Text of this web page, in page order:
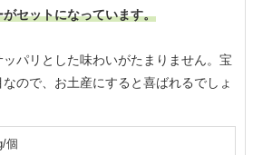
セットになっています。
パリとした味わいがたまりません。宝
ので、お土産にすると喜ばれるでしょ
個